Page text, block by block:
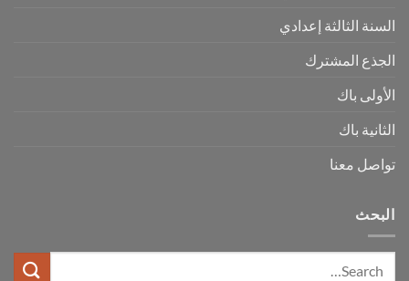
السنة الثالثة إعدادي
الجذع المشترك
الأولى باك
الثانية باك
تواصل معنا
البحث